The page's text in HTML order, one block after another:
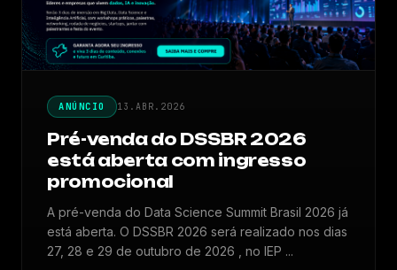
ANÚNCIO 13.ABR.2026
Pré-venda do DSSBR 2026
está aberta com ingresso
promocional
A pré-venda do Data Science Summit Brasil 2026 já
está aberta. O DSSBR 2026 será realizado nos dias
27, 28 e 29 de outubro de 2026 , no IEP ...